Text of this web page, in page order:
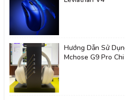
Hướng Dẫn Sử
Mchose G9 Pro